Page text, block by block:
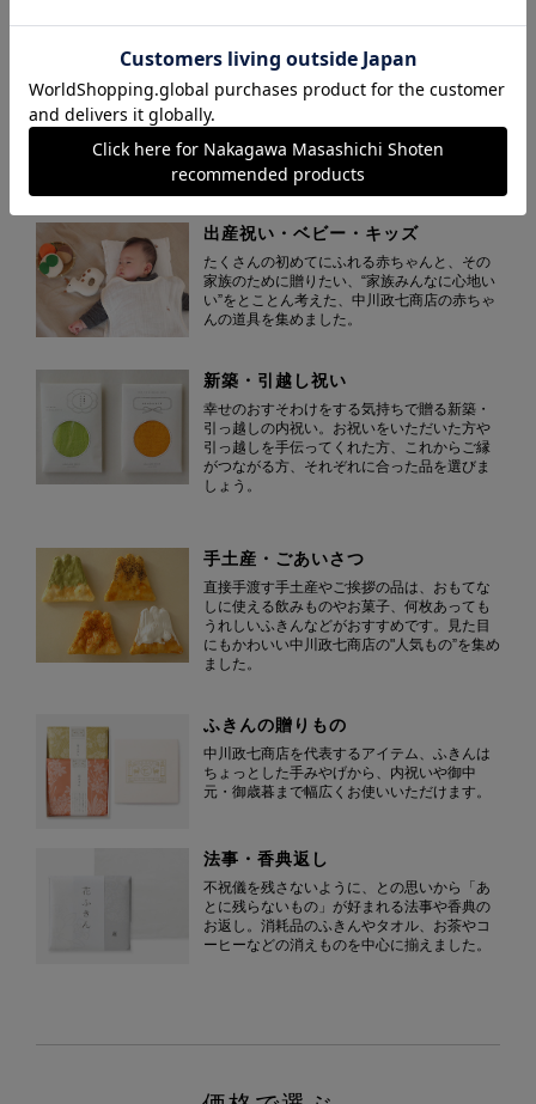
内祝い・お返し
いただいた額の半分を目安に贈る内祝いやお
しい品はさまざまです。種類豊富なギフトか
ら自分らしい一品を見つけてください。
出産祝い・ベビー・キッズ
たくさんの初めてにふれる赤ちゃんと、その
家族のために贈りたい、“家族みんなに心地い
い”をとことん考えた、中川政七商店の赤ちゃ
んの道具を集めました。
新築・引越し祝い
幸せのおすそわけをする気持ちで贈る新築・
引っ越しの内祝い。お祝いをいただいた方や
引っ越しを手伝ってくれた方、これからご縁
がつながる方、それぞれに合った品を選びま
しょう。
手土産・ごあいさつ
直接手渡す手土産やご挨拶の品は、おもてな
しに使える飲みものやお菓子、何枚あっても
うれしいふきんなどがおすすめです。見た目
にもかわいい中川政七商店の"人気もの”を集め
ました。
ふきんの贈りもの
中川政七商店を代表するアイテム、ふきんは
ちょっとした手みやげから、内祝いや御中
元・御歳暮まで幅広くお使いいただけます。
法事・香典返し
不祝儀を残さないように、との思いから「あ
とに残らないもの」が好まれる法事や香典の
お返し。消耗品のふきんやタオル、お茶やコ
ーヒーなどの消えものを中心に揃えました。